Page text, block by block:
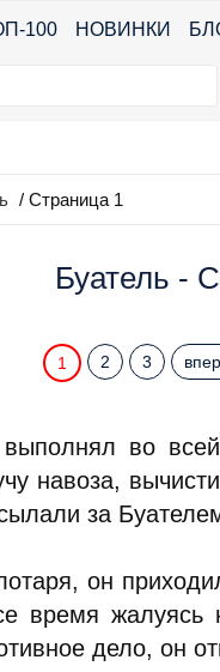
100 НОВИНКИ
/ Страница 1
Буатель -
1 2 3
во
навоза,
за
он
время
дело, он